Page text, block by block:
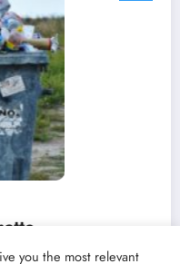
you the most relevant